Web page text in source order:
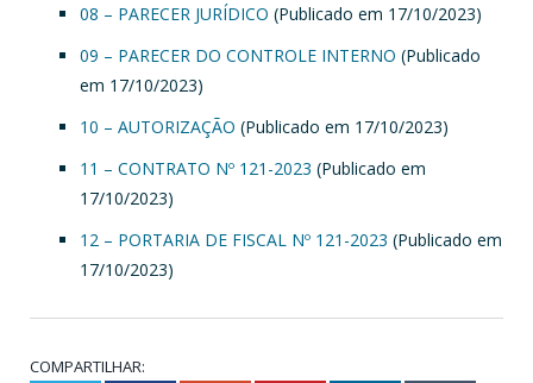
08 – PARECER JURÍDICO (Publicado em 17/10/2023)
09 – PARECER DO CONTROLE INTERNO (Publicado
em 17/10/2023)
10 – AUTORIZAÇÃO (Publicado em 17/10/2023)
11 – CONTRATO Nº 121-2023 (Publicado em
17/10/2023)
12 – PORTARIA DE FISCAL Nº 121-2023 (Publicado em
17/10/2023)
COMPARTILHAR: